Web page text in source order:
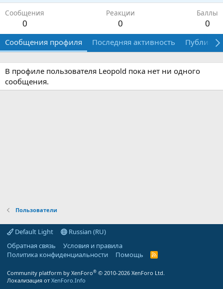
Сообщения
0
Реакции
0
Баллы
0
Сообщения профиля Последняя активность
В профиле пользователя Leopold пока нет ни одного
сообщения.
Пользователи
Default Light
Russian (RU)
Обратная связь
Условия и правила
Политика конфиденциальности
Помощь
R
Community platform by XenForo® © 2010-2026 XenForo Ltd.
Локализация от XenForo.Info